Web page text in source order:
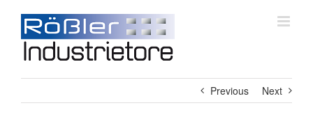
content
Previous Next